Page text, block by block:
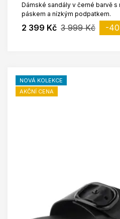
Dámské sandály v černé barvě s
páskem a nízkým podpatkem.
2 399 Kč 3 999 Kč -
NOVÁ KOLEKCE
AKČNÍ CENA